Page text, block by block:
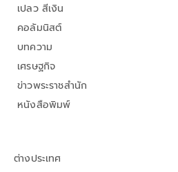
เปลว สีเงิน
คอลัมนิสต์
บทความ
เศรษฐกิจ
ข่าวพระราชสำนัก
หนังสือพิมพ์
ต่างประเทศ